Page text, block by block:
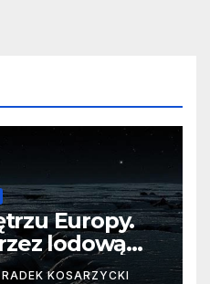
Europy.
lodową
RADEK KOSARZYCKI